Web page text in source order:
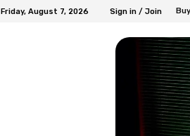
Friday, August 7, 2026 Sign in / Join